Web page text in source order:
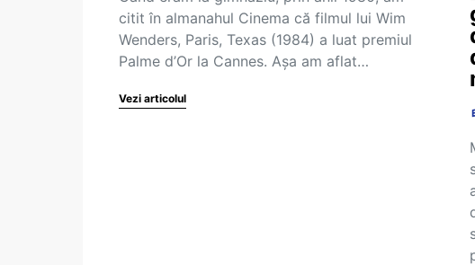
citit în almanahul Cinema că filmul lui Wim
Wenders, Paris, Texas (1984) a luat premiul
Palme d’Or la Cannes. Așa am aflat…
Vezi articolul